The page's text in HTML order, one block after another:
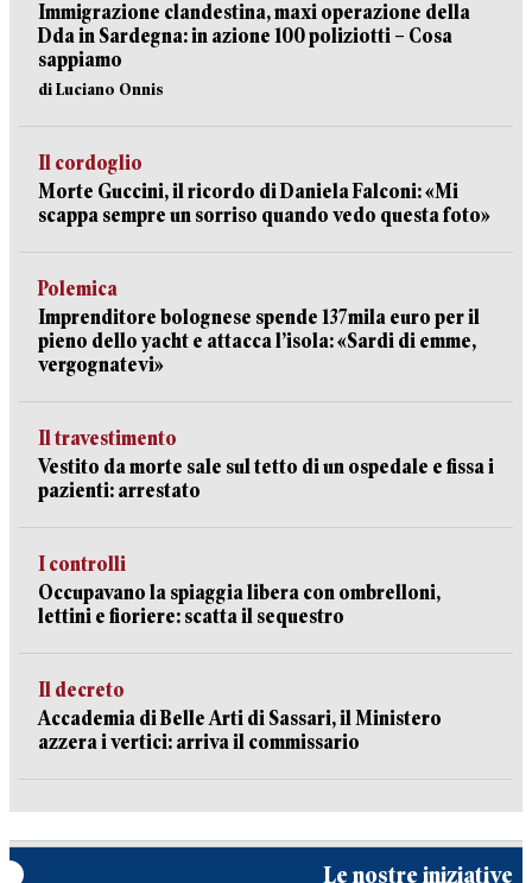
Immigrazione clandestina, maxi operazione della
Dda in Sardegna: in azione 100 poliziotti – Cosa
sappiamo
di Luciano Onnis
Il cordoglio
Morte Guccini, il ricordo di Daniela Falconi: «Mi
scappa sempre un sorriso quando vedo questa foto»
Polemica
Imprenditore bolognese spende 137mila euro per il
pieno dello yacht e attacca l’isola: «Sardi di emme,
vergognatevi»
Il travestimento
Vestito da morte sale sul tetto di un ospedale e fissa i
pazienti: arrestato
I controlli
Occupavano la spiaggia libera con ombrelloni,
lettini e fioriere: scatta il sequestro
Il decreto
Accademia di Belle Arti di Sassari, il Ministero
azzera i vertici: arriva il commissario
Le nostre iniziative